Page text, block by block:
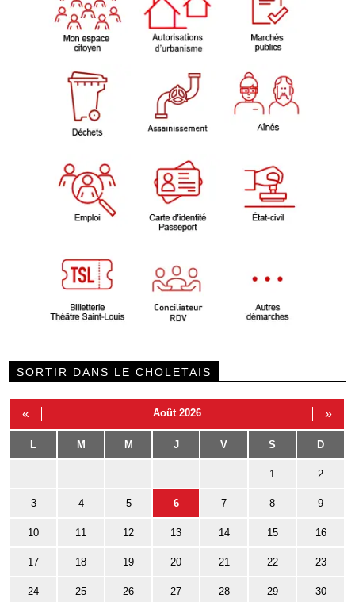
SORTIR DANS LE CHOLETAIS
« Août 2026 »
L M M J V S D
1 2
3 4 5 6 7 8 9
10 11 12 13 14 15 16
17 18 19 20 21 22 23
24 25 26 27 28 29 30